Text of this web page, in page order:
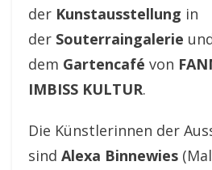
der Kunstausstellung in
der Souterraingalerie
dem Gartencafé von
IMBISS KULTUR.
Die Künstlerinnen der
sind Alexa Binnewies